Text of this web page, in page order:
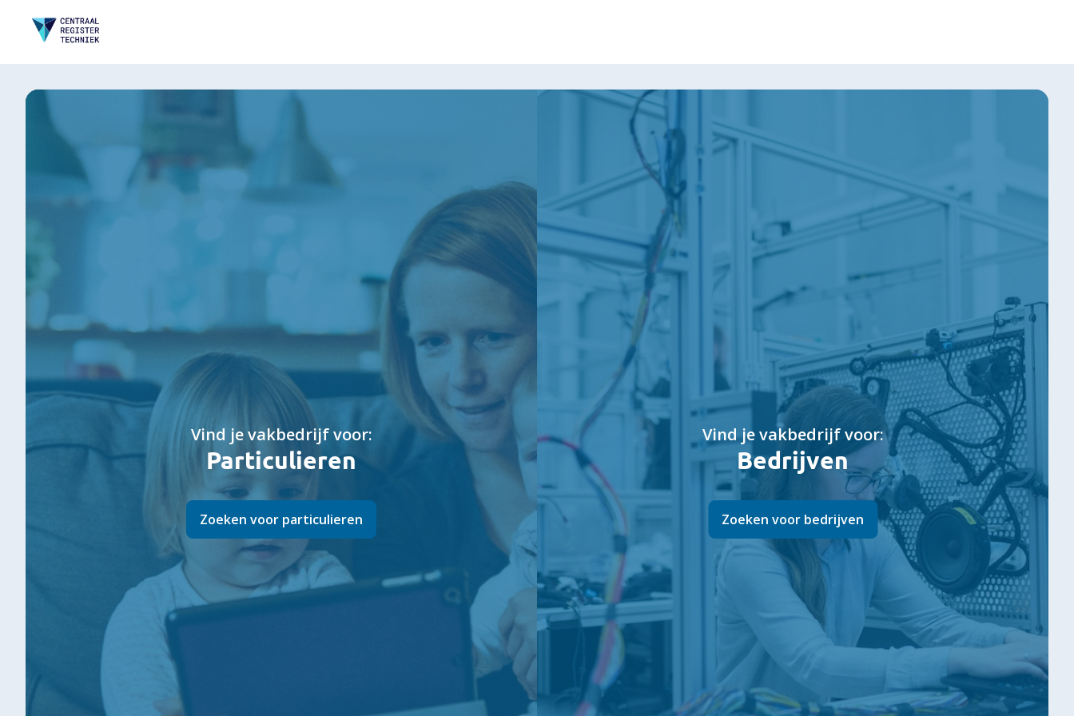
Vind je vakbedrijf voor:
Particulieren
Zoeken voor particulieren
Vind je vakbedrijf voor:
Bedrijven
Zoeken voor bedrijven